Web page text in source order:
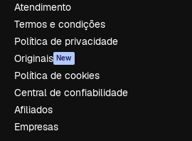
Atendimento
Termos e condições
Política de privacidade
Originais New
Política de cookies
Central de confiabilidade
Afiliados
Empresas